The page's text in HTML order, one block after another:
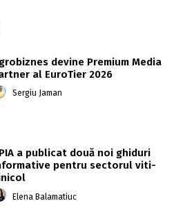
devine Premium Media
al EuroTier 2026
Sergiu Jaman
a publicat două noi ghiduri
pentru sectorul viti-
Elena Balamatiuc